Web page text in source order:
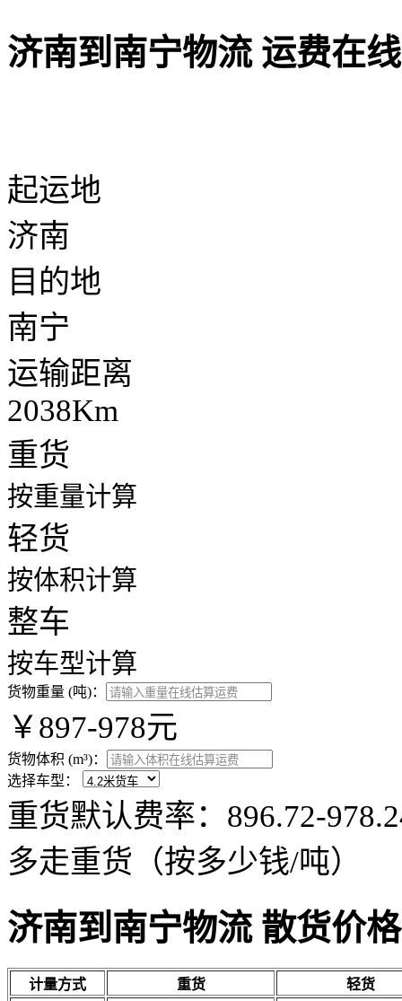
济南到南宁物流 运费在
起运地
济南
目的地
南宁
运输距离
2038Km
重货
按重量计算
轻货
按体积计算
整车
按车型计算
货物重量 (吨)：
￥897-978元
货物体积 (m³)：
选择车型：
重货默认费率：896.72-
多走重货（按多少钱/吨）
济南到南宁物流 散货价格
计量方式 重货 轻货